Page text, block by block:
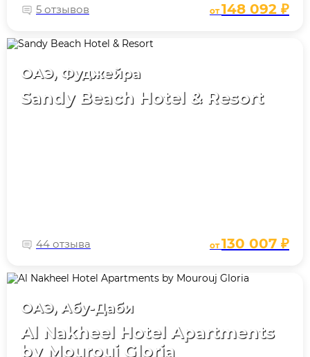
5 отзывов от148 092 ₽
ОАЭ, Фуджейра
Sandy Beach Hotel & Resort
44 отзыва от130 007 ₽
ОАЭ, Абу-Даби
Al Nakheel Hotel Apartments
by Mourouj Gloria